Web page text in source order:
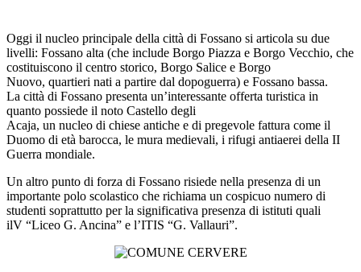
Oggi il nucleo principale della città di Fossano si articola su due
livelli: Fossano alta (che include Borgo Piazza e Borgo Vecchio, che
costituiscono il centro storico, Borgo Salice e Borgo
Nuovo, quartieri nati a partire dal dopoguerra) e Fossano bassa.
La città di Fossano presenta un’interessante offerta turistica in
quanto possiede il noto Castello degli
Acaja, un nucleo di chiese antiche e di pregevole fattura come il
Duomo di età barocca, le mura medievali, i rifugi antiaerei della II
Guerra mondiale.
Un altro punto di forza di Fossano risiede nella presenza di un
importante polo scolastico che richiama un cospicuo numero di
studenti soprattutto per la significativa presenza di istituti quali
ilV “Liceo G. Ancina” e l’ITIS “G. Vallauri”.